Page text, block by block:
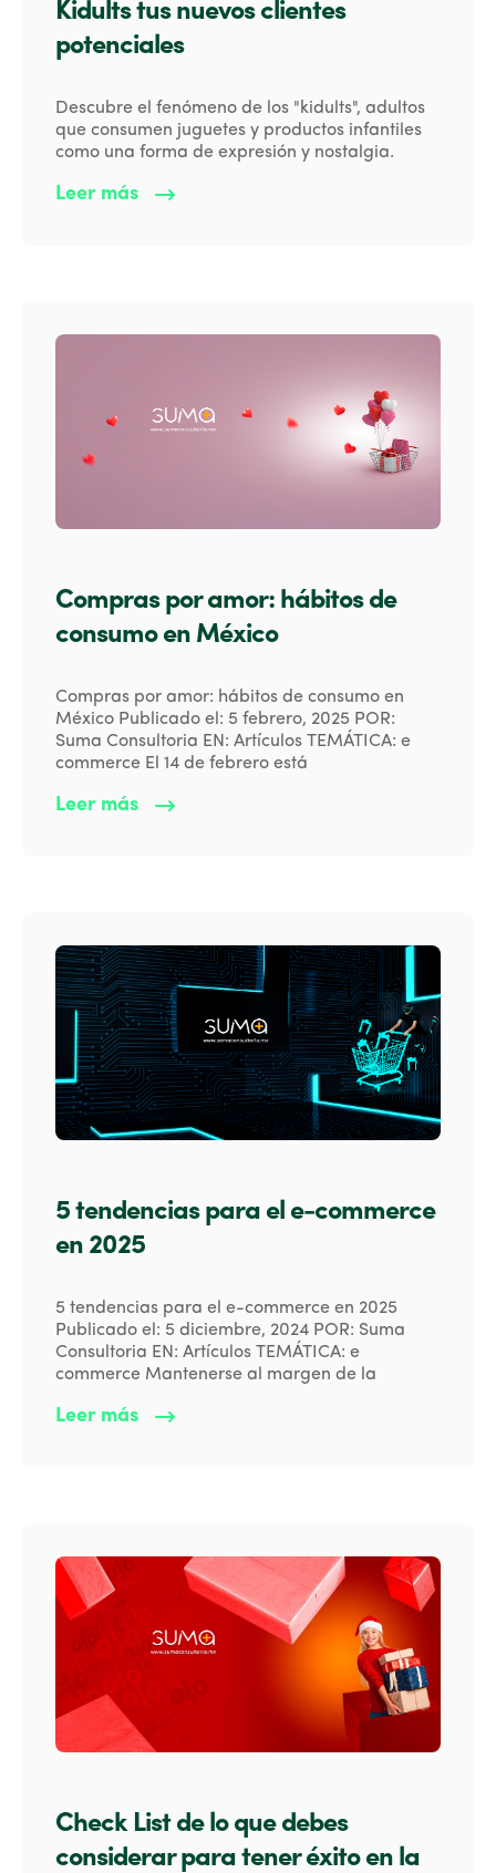
Kidults tus nuevos clientes
potenciales
Descubre el fenómeno de los "kidults", adultos
que consumen juguetes y productos infantiles
como una forma de expresión y nostalgia.
Leer más
Compras por amor: hábitos de
consumo en México
Compras por amor: hábitos de consumo en
México Publicado el: 5 febrero, 2025 POR:
Suma Consultoria EN: Artículos TEMÁTICA: e
commerce El 14 de febrero está
Leer más
5 tendencias para el e-commerce
en 2025
5 tendencias para el e-commerce en 2025
Publicado el: 5 diciembre, 2024 POR: Suma
Consultoria EN: Artículos TEMÁTICA: e
commerce Mantenerse al margen de la
Leer más
Check List de lo que debes
considerar para tener éxito en la